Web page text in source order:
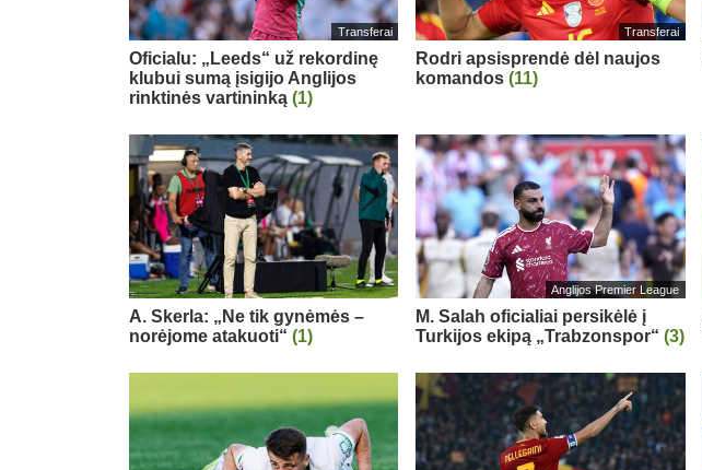
Transferai
Oficialu: „Leeds“ už rekordinę
klubui sumą įsigijo Anglijos
rinktinės vartininką (1)
Transferai
Rodri apsisprendė dėl naujos
komandos(11)
A. Skerla: „Ne tik gynėmės –
norėjome atakuoti“ (1)
Anglijos Premier League
M. Salah oficialiai persikėlė į
Turkijos ekipą „Trabzonspor“(3)